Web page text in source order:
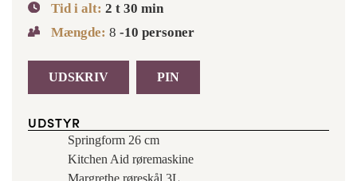
Tid i alt: 2 t 30 min
Mængde: 8 -10 personer
UDSKRIV PIN
UDSTYR
Springform 26 cm
Kitchen Aid røremaskine